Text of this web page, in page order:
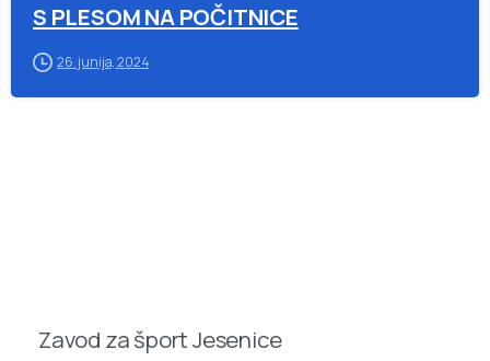
S PLESOM NA POČITNICE
26. junija, 2024
Zavod za šport Jesenice